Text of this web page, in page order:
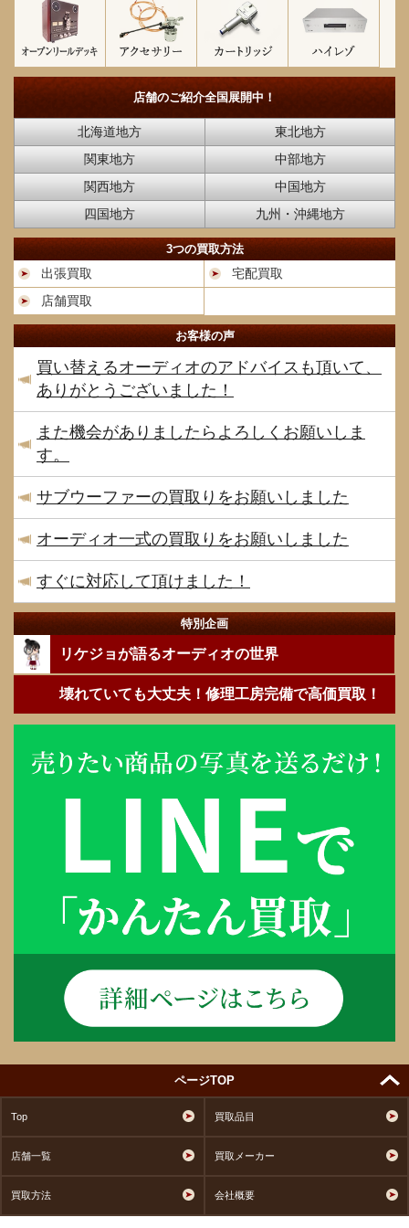
店舗のご紹介全国展開中！
北海道地方
東北地方
関東地方
中部地方
関西地方
中国地方
四国地方
九州・沖縄地方
3つの買取方法
出張買取
宅配買取
店舗買取
お客様の声
買い替えるオーディオのアドバイスも頂いて、
ありがとうございました！
また機会がありましたらよろしくお願いしま
す。
サブウーファーの買取りをお願いしました
オーディオ一式の買取りをお願いしました
すぐに対応して頂けました！
特別企画
リケジョが語るオーディオの世界
壊れていても大丈夫！修理工房完備で高価買取！
ページTOP
Top 買取品目
店舗一覧 買取メーカー
買取方法 会社概要